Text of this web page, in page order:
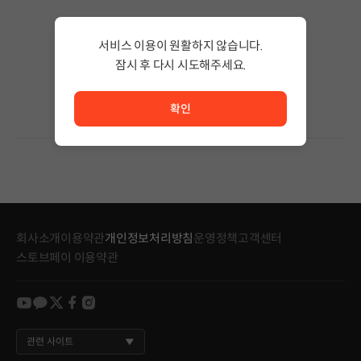
검색어의 단어 수를 줄이거나 필터조건을 변경하세요.
회사소개이용약관개인정보처리방침 운영정책고객센터
스토브페이 이용약관
youtube
kakao
twitter
facebook
instagram
관련 사이트
서비스 이용이 원활하지 않습니다.
잠시 후 다시 시도해주세요.
확인